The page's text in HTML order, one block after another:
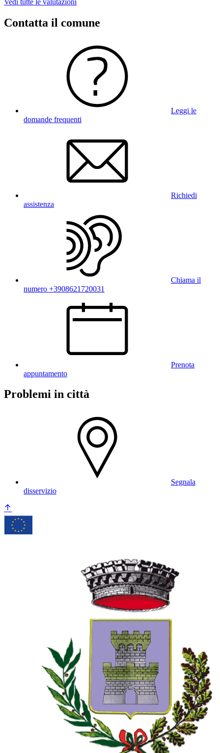
Contatta il comune
Leggi le
domande frequenti
Richiedi
assistenza
Chiama il
numero +3908621720031
Prenota
appuntamento
Problemi in città
Segnala
disservizio